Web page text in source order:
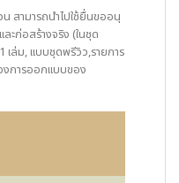
สามารถนำไปใช้ยื่นขออนุ
ะก่อสร้างจริง (ในชุด
เล่ม, แบบชุดพรีวิว,รายการ
งการออกแบบของ